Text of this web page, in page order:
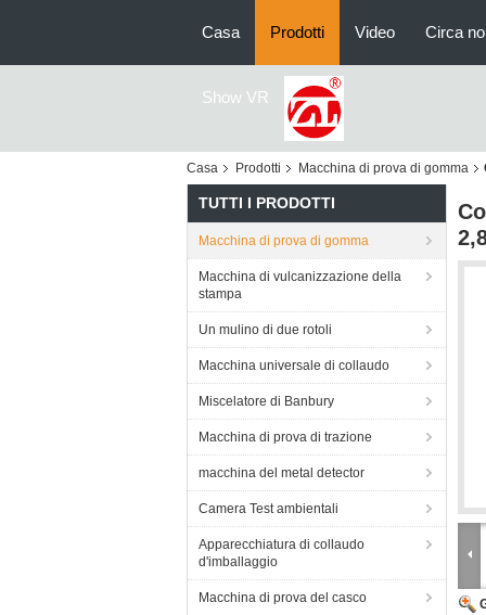
Casa Prodotti Video Circa
Show VR
Casa Prodotti Macchina di prova di gomma
TUTTI I PRODOTTI
Macchina di prova di gomma
Macchina di vulcanizzazione della
stampa
Un mulino di due rotoli
Macchina universale di collaudo
Miscelatore di Banbury
Macchina di prova di trazione
macchina del metal detector
Camera Test ambientali
Apparecchiatura di collaudo
d'imballaggio
Macchina di prova del casco